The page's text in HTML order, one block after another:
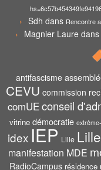
Sdh dans Rencontre
Magnier Laure dans
antifascisme
CEVU commission
comUEconseil
vitrine démocratie
idex IEP Lille
manifestation MDE
RadioCampus résidence